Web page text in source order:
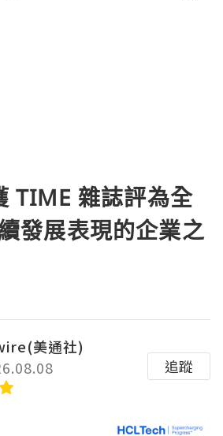
TIME 雜誌評為全
發展表現的企業之
美通社)
追蹤